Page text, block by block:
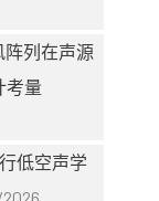
阵列在声源
考量
低空声学